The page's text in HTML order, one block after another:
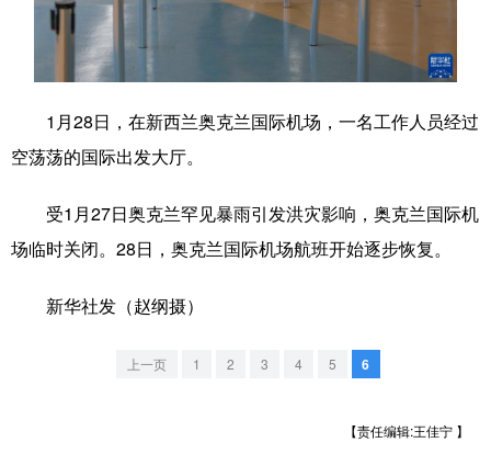
食品 信息化
学术中国 乡村振兴 银龄 溯源中国
城市 旅游 能源 会展
彩票 娱乐
公益 一带一路 亚太网 上市公司
文化产业
江苏
1月28日，在新西兰奥克兰国际机场，一名工作人员经过
空荡荡的国际出发大厅。
受1月27日奥克兰罕见暴雨引发洪灾影响，奥克兰国际机
场临时关闭。28日，奥克兰国际机场航班开始逐步恢复。
新华社发（赵纲摄）
上一页 1 2 3 4 5 6
【责任编辑:王佳宁 】